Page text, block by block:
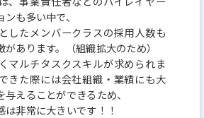
も多い中で、
したメンバークラスの採用人数も
あります。（組織拡大のため）
マルチタスクスキルが求められま
きた際には会社組織・業績にも大
えることができるため、
は非常に大きいです！！